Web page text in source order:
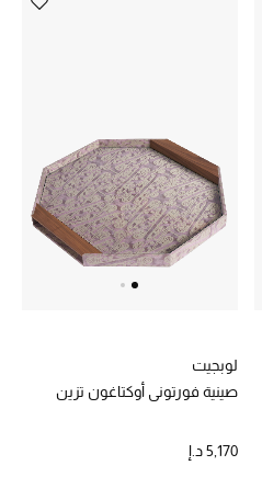
لوبجيت
صينية فورتوني أوكتاغون تزين
5,170 د.إ